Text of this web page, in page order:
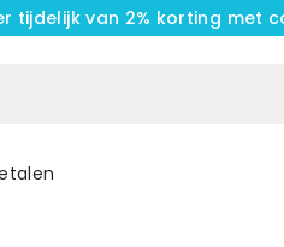
tijdelijk van 2% korting met